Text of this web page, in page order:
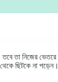
নিজের ভেতরে
ছিটকে না পড়েন।